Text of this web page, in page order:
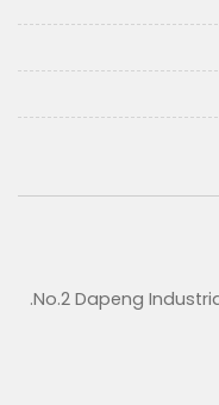
No.2 Dapeng